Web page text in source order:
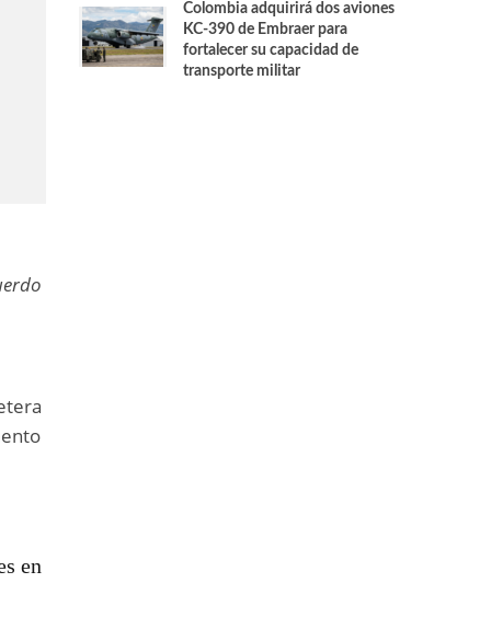
en
Colombia adquirirá dos aviones
KC-390 de Embraer para
fortalecer su capacidad de
transporte militar